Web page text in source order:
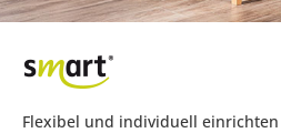
Flexibel und individuell einrichten